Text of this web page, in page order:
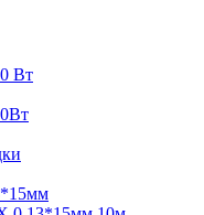
Вт